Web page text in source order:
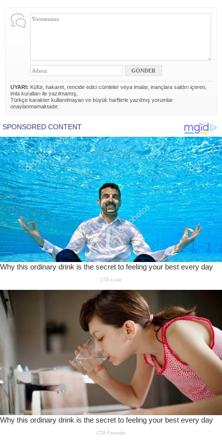
UYARI: Küfür, hakaret, rencide edici cümleler veya imalar, inançlara saldırı içeren,
imla kuralları ile yazılmamış,
Türkçe karakter kullanılmayan ve büyük harflerle yazılmış yorumlar
onaylanmamaktadır.